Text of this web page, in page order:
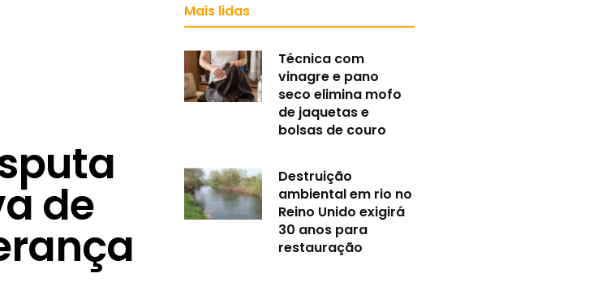
de
Mais lidas
Técnica com
vinagre e pano
seco elimina mofo
de jaquetas e
bolsas de couro
Destruição
ambiental em rio no
Reino Unido exigirá
30 anos para
restauração